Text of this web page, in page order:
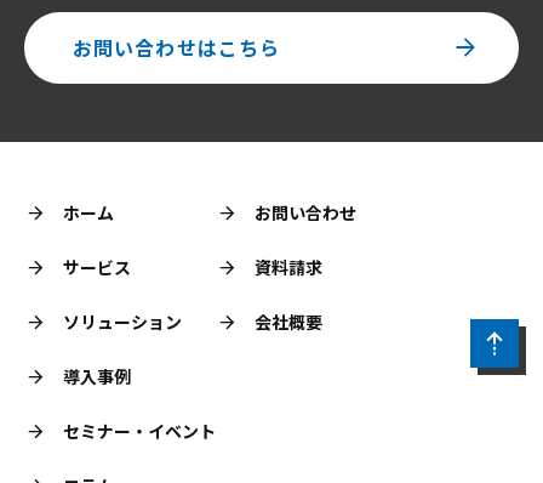
お問い合わせはこちら
ホーム
サービス
ソリューション
導入事例
セミナー・イベント
お問い合わせ
資料請求
会社概要